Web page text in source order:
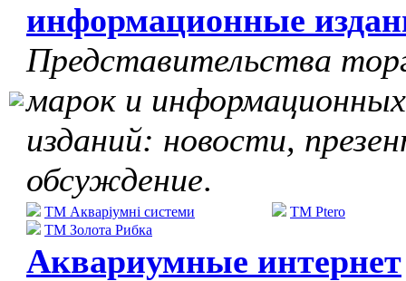
информационные
Представительства
марок и информационных
изданий: новости,
обсуждение.
ТМ Акваріумні системи
ТМ Золота Рибка
TM Ptero
Аквариумные интернет